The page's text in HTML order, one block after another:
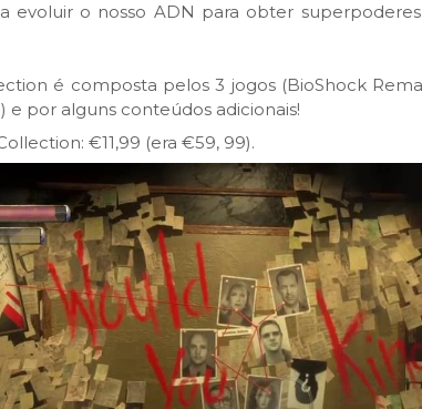
evoluir o nosso ADN para obter
é composta pelos 3 jogos (BioShock
e por alguns conteúdos adicionais!
€11,99 (era €59, 99).